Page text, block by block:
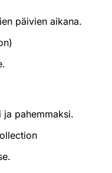
päivien aikana.
ja pahemmaksi.